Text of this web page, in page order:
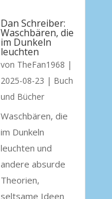
Dan Schreiber:
Waschbären, die
im Dunkeln
leuchten
von TheFan1968 |
2025-08-23 | Buch
und Bücher
Waschbären, die
im Dunkeln
leuchten und
andere absurde
Theorien,
seltsame Ideen